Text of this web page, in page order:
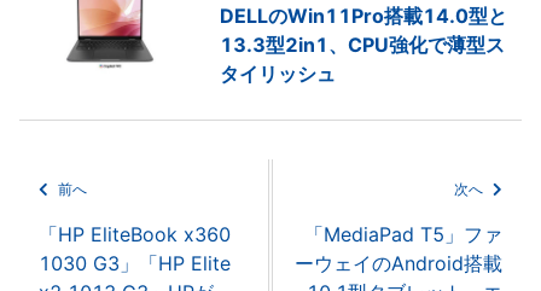
DELLのWin11Pro搭載14.0型と
13.3型2in1、CPU強化で薄型ス
タイリッシュ
前へ
「HP EliteBook x360
1030 G3」「HP Elite
次へ
「MediaPad T5」ファ
ーウェイのAndroid搭載